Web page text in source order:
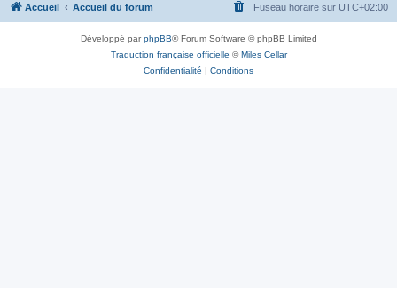
Accueil Accueil du forum Fuseau horaire sur UTC+02:00
Développé parphpBB® Forum Software © phpBB Limited
Traduction française officielle ©Miles Cellar
Confidentialité | Conditions